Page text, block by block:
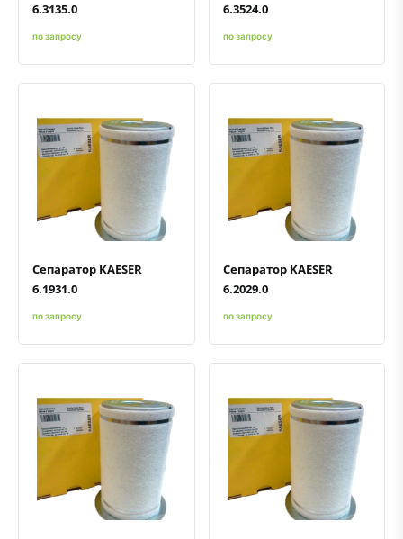
6.3135.0
по запросу
6.3524.0
по запросу
Добавить к сравнению
Добавить в избранное
Сепаратор KAESER
6.1931.0
по запросу
Добавить к сравнению
Добавить в избранное
Сепаратор KAESER
6.2029.0
по запросу
Добавить к сравнению
Добавить в избранное Добавить к сравнению
Добавить в избранное